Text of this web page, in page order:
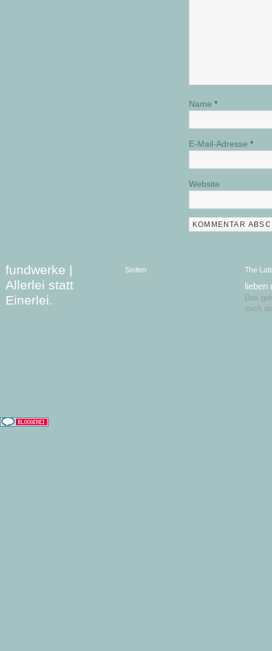
Name *
E-Mail-Adresse *
Website
fundwerke |
Allerlei statt
Einerlei.
Seiten The
lieben
Das
mich